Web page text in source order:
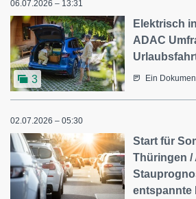
06.07.2026 – 13:31
3
Elektrisch
ADAC
Ein
02.07.2026 – 05:30
Start für
Thüringen /
entspannte